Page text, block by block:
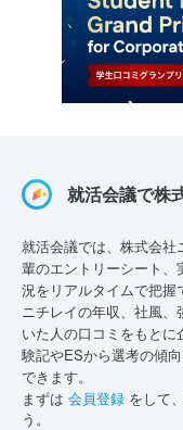
就活会議で株
就活会議では、株式会
輩のエントリーシート
況をリアルタイムで把
ニチレイの年収、社風
いた人の口コミをもと
験記やESから選考の傾
できます。
まずは 会員登録 をして
う。